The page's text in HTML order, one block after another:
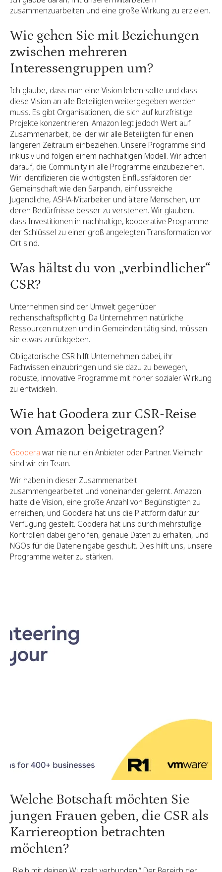
zusammenzuarbeiten und eine große Wirkung zu erzielen.
Wie gehen Sie mit Beziehungen
zwischen mehreren
Interessengruppen um?
Ich glaube, dass man eine Vision leben sollte und dass
diese Vision an alle Beteiligten weitergegeben werden
muss. Es gibt Organisationen, die sich auf kurzfristige
Projekte konzentrieren. Amazon legt jedoch Wert auf
Zusammenarbeit, bei der wir alle Beteiligten für einen
längeren Zeitraum einbeziehen. Unsere Programme sind
inklusiv und folgen einem nachhaltigen Modell. Wir achten
darauf, die Community in alle Programme einzubeziehen.
Wir identifizieren die wichtigsten Einflussfaktoren der
Gemeinschaft wie den Sarpanch, einflussreiche
Jugendliche, ASHA-Mitarbeiter und ältere Menschen, um
deren Bedürfnisse besser zu verstehen. Wir glauben,
dass Investitionen in nachhaltige, kooperative Programme
der Schlüssel zu einer groß angelegten Transformation vor
Ort sind.
Was hältst du von „verbindlicher“
CSR?
Unternehmen sind der Umwelt gegenüber
rechenschaftspflichtig. Da Unternehmen natürliche
Ressourcen nutzen und in Gemeinden tätig sind, müssen
sie etwas zurückgeben.
Obligatorische CSR hilft Unternehmen dabei, ihr
Fachwissen einzubringen und sie dazu zu bewegen,
robuste, innovative Programme mit hoher sozialer Wirkung
zu entwickeln.
Wie hat Goodera zur CSR-Reise
von Amazon beigetragen?
Goodera war nie nur ein Anbieter oder Partner. Vielmehr
sind wir ein Team.
Wir haben in dieser Zusammenarbeit
zusammengearbeitet und voneinander gelernt. Amazon
hatte die Vision, eine große Anzahl von Begünstigten zu
erreichen, und Goodera hat uns die Plattform dafür zur
Verfügung gestellt. Goodera hat uns durch mehrstufige
Kontrollen dabei geholfen, genaue Daten zu erhalten, und
NGOs für die Dateneingabe geschult. Dies hilft uns, unsere
Programme weiter zu stärken.
Welche Botschaft möchten Sie
jungen Frauen geben, die CSR als
Karriereoption betrachten
möchten?